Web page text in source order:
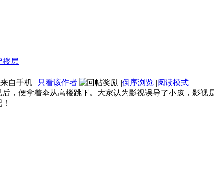
来自手机 | 只看该作者 |倒序浏览 |阅读模式
，便拿着伞从高楼跳下。大家认为影视误导了小孩，影